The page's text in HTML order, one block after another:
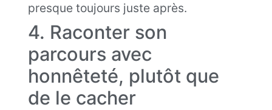
presque toujours juste après.
4. Raconter son
parcours avec
honnêteté, plutôt que
de le cacher